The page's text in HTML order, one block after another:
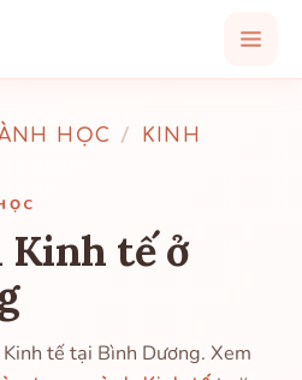
HỌC /
KINH
Kinh tế ở
tế tại Bình Dương. Xem